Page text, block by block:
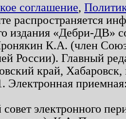
соглашение,
распространяется
издания «Дебри-ДВ»
К.А. (член
России). Главный
край,
Электронная
электронного